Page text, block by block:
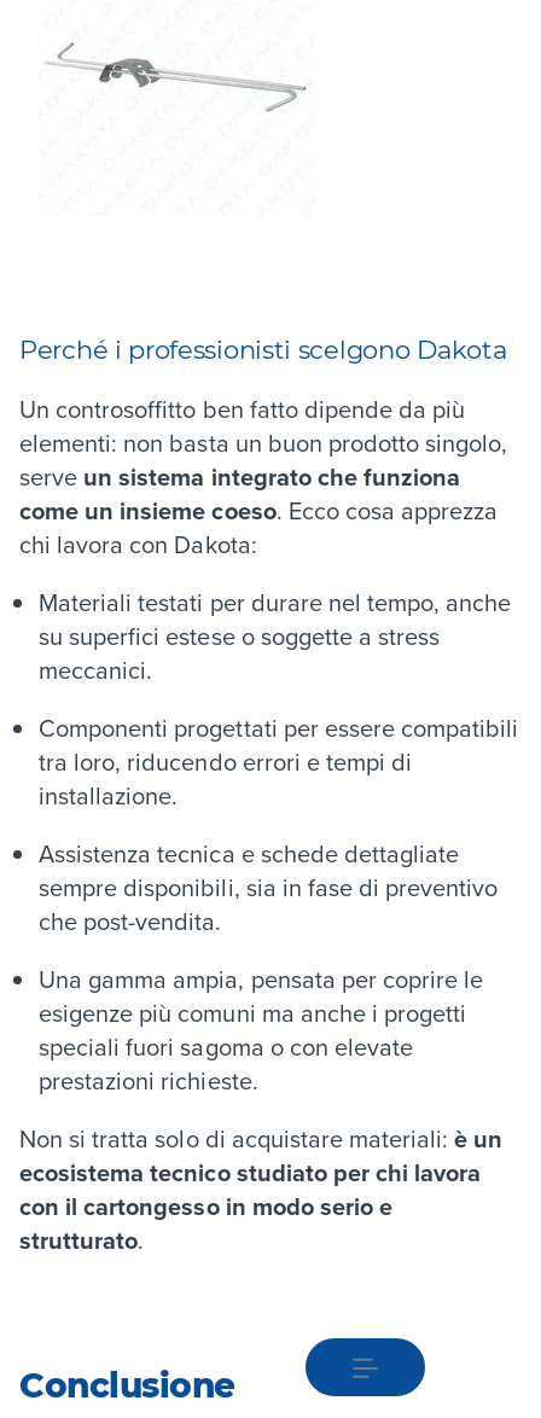
Perché i professionisti scelgono Dakota
Un controsoffitto ben fatto dipende da più
elementi: non basta un buon prodotto singolo,
serve un sistema integrato che funziona
come un insieme coeso. Ecco cosa apprezza
chi lavora con Dakota:
Materiali testati per durare nel tempo, anche
su superfici estese o soggette a stress
meccanici.
Componenti progettati per essere compatibili
tra loro, riducendo errori e tempi di
installazione.
Assistenza tecnica e schede dettagliate
sempre disponibili, sia in fase di preventivo
che post-vendita.
Una gamma ampia, pensata per coprire le
esigenze più comuni ma anche i progetti
speciali fuori sagoma o con elevate
prestazioni richieste.
Non si tratta solo di acquistare materiali:è un
ecosistema tecnico studiato per chi lavora
con il cartongesso in modo serio e
strutturato.
Conclusione